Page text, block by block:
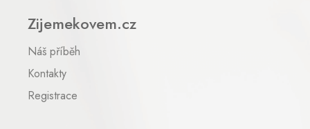
Zijemekovem.cz
Náš příběh
Kontakty
Registrace